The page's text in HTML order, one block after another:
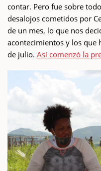
contar. Pero fue sobre
desalojos cometidos por
de un mes, lo que nos
acontecimientos y los que
de julio. Así comenzó la